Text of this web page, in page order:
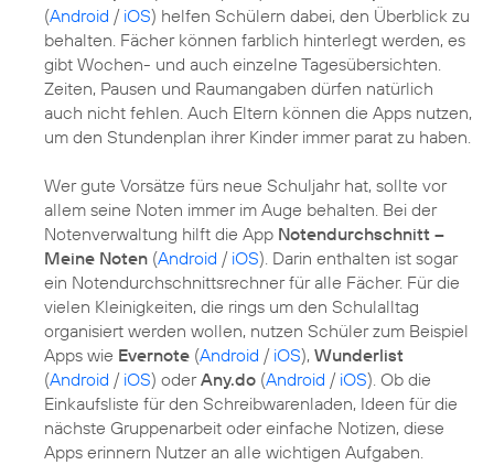
(Android / iOS) helfen Schülern dabei, den Überblick zu
behalten. Fächer können farblich hinterlegt werden, es
gibt Wochen- und auch einzelne Tagesübersichten.
Zeiten, Pausen und Raumangaben dürfen natürlich
auch nicht fehlen. Auch Eltern können die Apps nutzen,
um den Stundenplan ihrer Kinder immer parat zu haben.
Wer gute Vorsätze fürs neue Schuljahr hat, sollte vor
allem seine Noten immer im Auge behalten. Bei der
Notenverwaltung hilft die App Notendurchschnitt –
Meine Noten (Android / iOS). Darin enthalten ist sogar
ein Notendurchschnittsrechner für alle Fächer. Für die
vielen Kleinigkeiten, die rings um den Schulalltag
organisiert werden wollen, nutzen Schüler zum Beispiel
Apps wie Evernote (Android / iOS), Wunderlist
(Android / iOS) oderAny.do (Android / iOS). Ob die
Einkaufsliste für den Schreibwarenladen, Ideen für die
nächste Gruppenarbeit oder einfache Notizen, diese
Apps erinnern Nutzer an alle wichtigen Aufgaben.